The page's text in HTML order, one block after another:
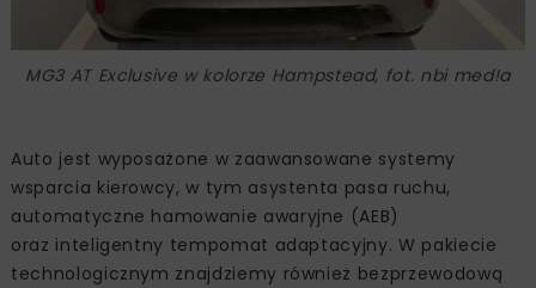
MG3 AT Exclusive w kolorze Hampstead, fot. nbi med!a
Auto jest wyposażone w zaawansowane systemy
wsparcia kierowcy, w tym asystenta pasa ruchu,
automatyczne hamowanie awaryjne (AEB)
oraz inteligentny tempomat adaptacyjny. W pakiecie
technologicznym znajdziemy również bezprzewodową